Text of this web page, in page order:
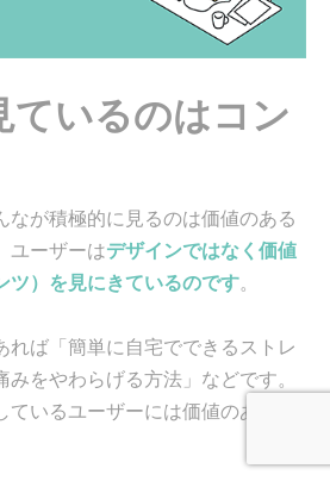
ているのはコン
なが積極的に見るのは価値のある
ユーザーはデザインではなく価値
ツ）を見にきているのです。
れば「簡単に自宅でできるストレ
をやわらげる方法」などです。
いるユーザーには価値のある情